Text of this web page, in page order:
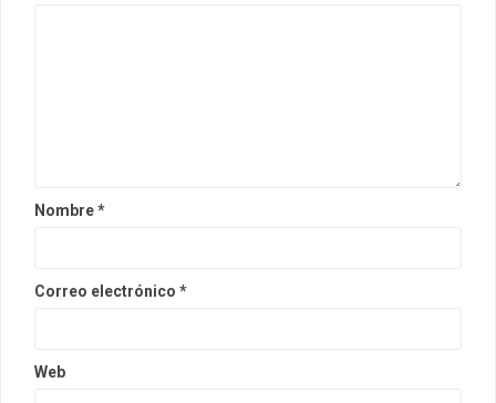
Nombre*
Correo electrónico *
Web